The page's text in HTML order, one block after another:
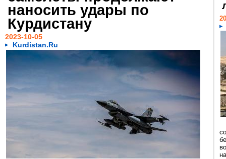
наносить удары по
Курдистану
2023-10-05
Kurdistan.Ru